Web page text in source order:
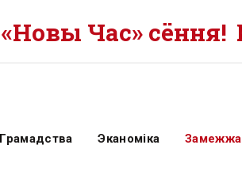
Час» сёння!
Грамадства Эканоміка Замежжа